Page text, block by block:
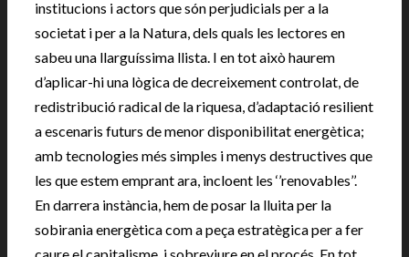
institucions i actors que són perjudicials per a la
societat i per a la Natura, dels quals les lectores en
sabeu una llarguíssima llista. I en tot això haurem
d’aplicar-hi una lògica de decreixement controlat, de
redistribució radical de la riquesa, d’adaptació resilient
a escenaris futurs de menor disponibilitat energètica;
amb tecnologies més simples i menys destructives que
les que estem emprant ara, incloent les ‘’renovables’’.
En darrera instància, hem de posar la lluita per la
sobirania energètica com a peça estratègica per a fer
caure el capitalisme, i sobreviure en el procés. En tot